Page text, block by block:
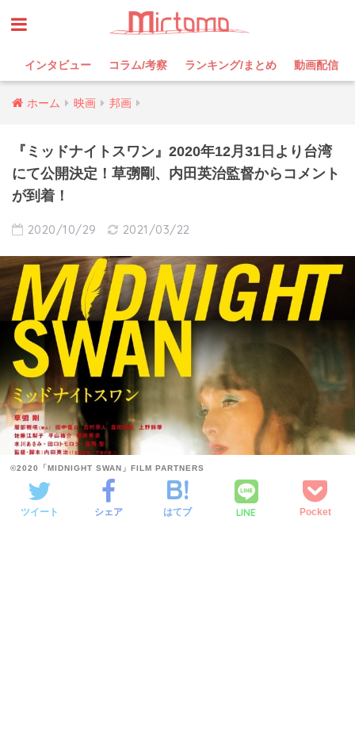
インタビュー コラム/考察 ランキング/まとめ 動画配信
ホーム 映画 邦画
『ミッドナイトスワン』2020年12月31日より台湾
にて公開決定！草彅剛、内田英治監督からコメント
が到着！
2020/10/29 2021/03/22
©2020「MIDNIGHT SWAN」FILM PARTNERS
ツイート シェア はてブ LINE Pocket